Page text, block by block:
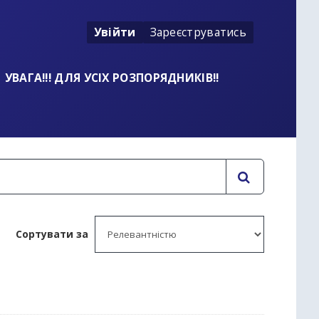
Увійти Зареєструватись
УВАГА!!! ДЛЯ УСІХ РОЗПОРЯДНИКІВ!!
Сортувати за